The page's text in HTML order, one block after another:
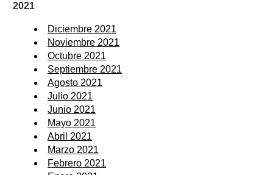
2021
Diciembre 2021
Noviembre 2021
Octubre 2021
Septiembre 2021
Agosto 2021
Julio 2021
Junio 2021
Mayo 2021
Abril 2021
Marzo 2021
Febrero 2021